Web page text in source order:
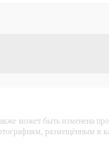
может быть изменена
размещённым в